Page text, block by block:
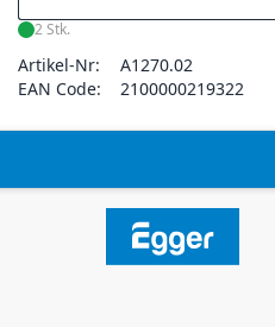
2 Stk.
Artikel-Nr:
A1270.02
EAN Code:
2100000219322